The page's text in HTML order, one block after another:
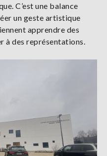
C’est une balance
un geste artistique
apprendre des
à des représentations.